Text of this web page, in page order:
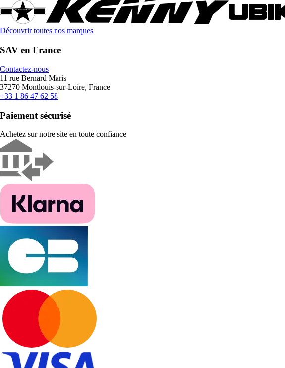
Découvrir toutes nos marques
SAV en France
Contactez-nous
11 rue Bernard Maris
37270 Montlouis-sur-Loire, France
+33 1 86 47 62 58
Paiement sécurisé
Achetez sur notre site en toute confiance